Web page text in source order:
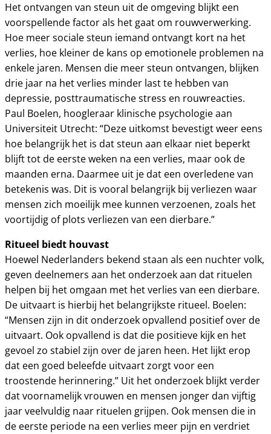
Het ontvangen van steun uit de omgeving blijkt een
voorspellende factor als het gaat om rouwverwerking.
Hoe meer sociale steun iemand ontvangt kort na het
verlies, hoe kleiner de kans op emotionele problemen na
enkele jaren. Mensen die meer steun ontvangen, blijken
drie jaar na het verlies minder last te hebben van
depressie, posttraumatische stress en rouwreacties.
Paul Boelen, hoogleraar klinische psychologie aan
Universiteit Utrecht: “Deze uitkomst bevestigt weer eens
hoe belangrijk het is dat steun aan elkaar niet beperkt
blijft tot de eerste weken na een verlies, maar ook de
maanden erna. Daarmee uit je dat een overledene van
betekenis was. Dit is vooral belangrijk bij verliezen waar
mensen zich moeilijk mee kunnen verzoenen, zoals het
voortijdig of plots verliezen van een dierbare.”
Ritueel biedt houvast
Hoewel Nederlanders bekend staan als een nuchter volk,
geven deelnemers aan het onderzoek aan dat rituelen
helpen bij het omgaan met het verlies van een dierbare.
De uitvaart is hierbij het belangrijkste ritueel. Boelen:
“Mensen zijn in dit onderzoek opvallend positief over de
uitvaart. Ook opvallend is dat die positieve kijk en het
gevoel zo stabiel zijn over de jaren heen. Het lijkt erop
dat een goed beleefde uitvaart zorgt voor een
troostende herinnering.” Uit het onderzoek blijkt verder
dat voornamelijk vrouwen en mensen jonger dan vijftig
jaar veelvuldig naar rituelen grijpen. Ook mensen die in
de eerste periode na een verlies meer pijn en verdriet